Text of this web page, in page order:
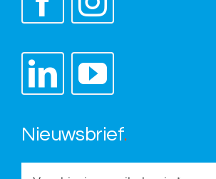
Nieuwsbrief.